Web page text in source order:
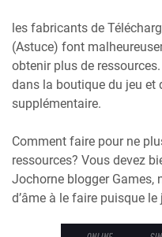
les fabricants de
(Astuce) font
obtenir plus de
dans la boutique du jeu et
supplémentaire.
Comment faire pour ne
ressources? Vous devez
Jochorne blogger Games,
d’âme à le faire puisque